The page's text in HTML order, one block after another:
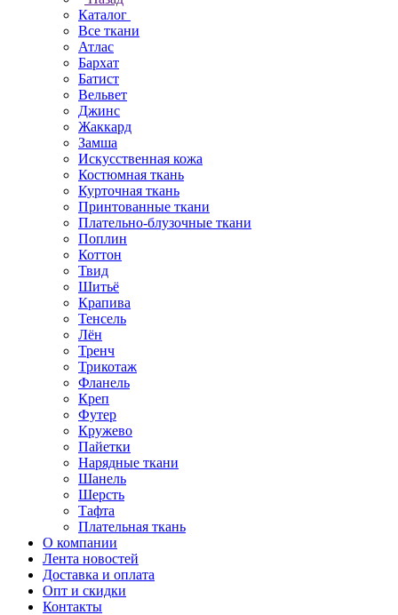
Каталог
Все ткани
Атлас
Бархат
Батист
Вельвет
Джинс
Жаккард
Замша
Искусственная кожа
Костюмная ткань
Курточная ткань
Принтованные ткани
Плательно-блузочные ткани
Поплин
Коттон
Твид
Шитьё
Крапива
Тенсель
Лён
Тренч
Трикотаж
Фланель
Креп
Футер
Кружево
Пайетки
Нарядные ткани
Шанель
Шерсть
Тафта
Плательная ткань
О компании
Лента новостей
Доставка и оплата
Опт и скидки
Контакты